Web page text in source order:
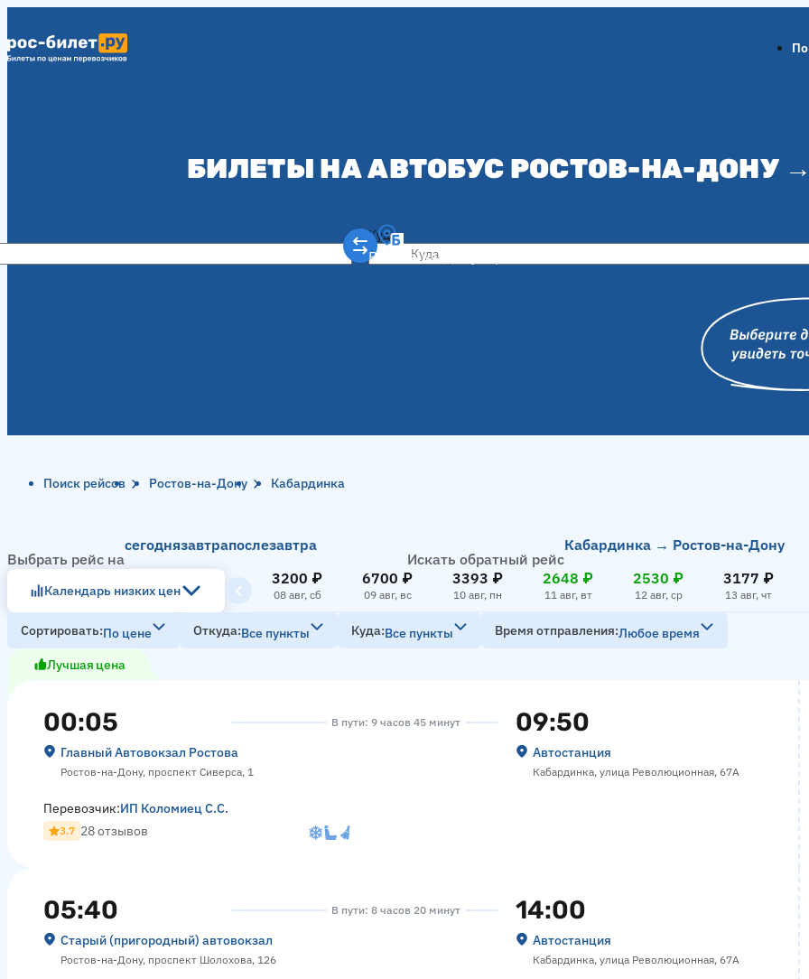
БИЛЕТЫ НА АВТОБУС РОСТОВ-НА-ДОНУ
Куда
Ростов-на-Дону
Поиск рейсов Ростов-на-Дону Кабардинка
Выбрать рейс на
сегоднязавтрапослезавтра
Искать обратный рейс
Кабардинка → Ростов-на-Дону
Календарь низких цен
3200 ₽
08 авг, сб
6700 ₽
09 авг, вс
3393 ₽
10 авг, пн
2648 ₽
11 авг, вт
2530 ₽
12 авг, ср
3177 ₽
13 авг, чт
Сортировать По цене Откуда Все пункты Куда Все пункты Время отправления Любое время
Лучшая цена
00:05
Главный Автовокзал Ростова
Ростов-на-Дону, проспект Сиверса, 1
В пути: 9 часов 45 минут 09:50
Автостанция
Кабардинка, улица Революционная, 67А
Перевозчик:ИП Коломиец С.С.
3.7 28 отзывов
05:40
Старый (пригородный) автовокзал
Ростов-на-Дону, проспект Шолохова, 126
В пути: 8 часов 20 минут 14:00
Автостанция
Кабардинка, улица Революционная, 67А